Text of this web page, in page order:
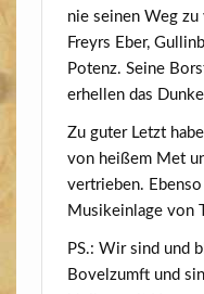
nie sei­nen Weg
Freyrs Eber,
Potenz. Sei­ne
erhel­len das
Zu guter Letzt
von hei­ßem Met
ver­trie­ben.
Musik­ein­la­ge von
PS.: Wir sind und
Bovelzumft und